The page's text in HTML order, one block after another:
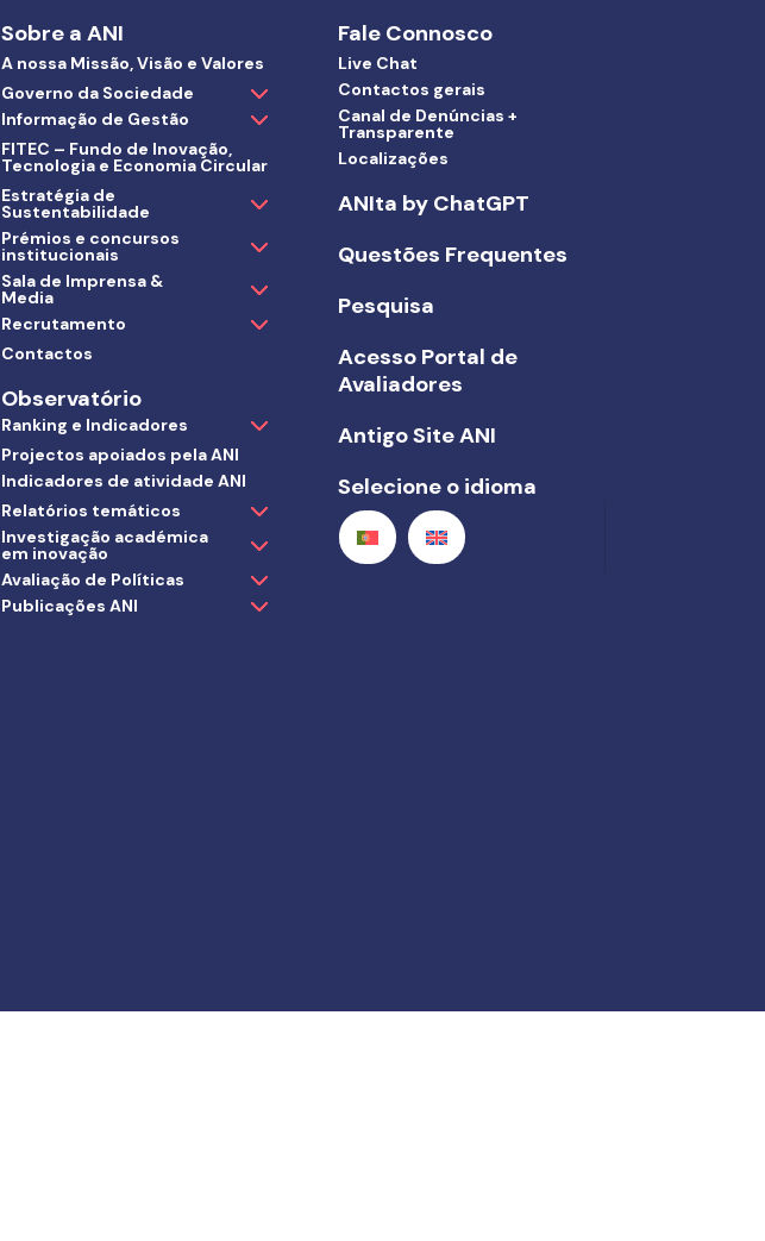
Sobre a ANI
A nossa Missão, Visão e Valores
Governo da Sociedade
Informação de Gestão
FITEC – Fundo de Inovação,
Tecnologia e Economia Circular
Estratégia de
Sustentabilidade
Prémios e concursos
institucionais
Sala de Imprensa &
Media
Recrutamento
Contactos
Observatório
Ranking e Indicadores
Projectos apoiados pela ANI
Indicadores de atividade ANI
Relatórios temáticos
Investigação académica
em inovação
Avaliação de Políticas
Publicações ANI
Fale Connosco
Live Chat
Contactos gerais
Canal de Denúncias +
Transparente
Localizações
ANIta by ChatGPT
Questões Frequentes
Pesquisa
Acesso Portal de
Avaliadores
Antigo Site ANI
Selecione o idioma